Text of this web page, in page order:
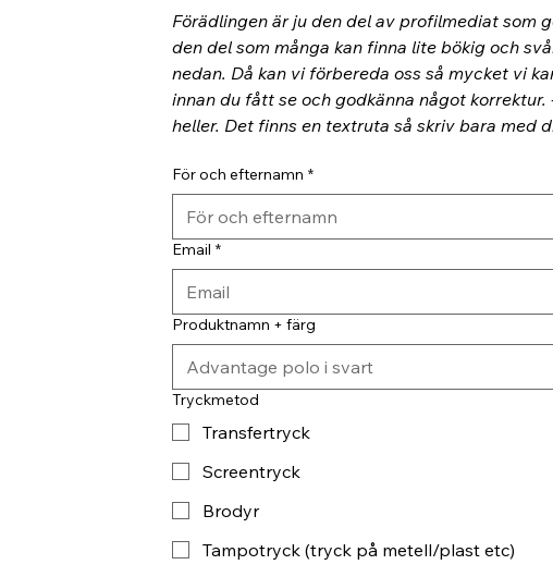
Förädlingen är ju den del av profilmediat som
den del som många kan finna lite bökig och
nedan. Då kan vi förbereda oss så mycket vi
innan du fått se och godkänna något
heller. Det finns en textruta så skriv bara med
För och efternamn *
Email *
Produktnamn + färg
Tryckmetod
Transfertryck
Screentryck
Brodyr
Tampotryck (tryck på metell/plast etc)